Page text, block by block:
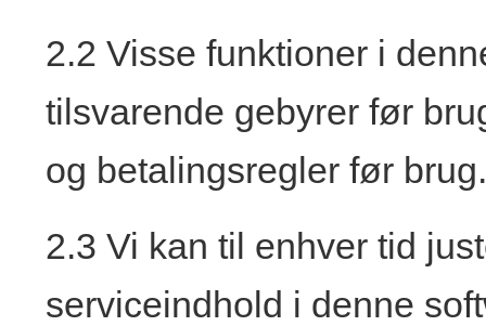
2.2 Visse funktioner i
tilsvarende gebyrer før
og betalingsregler før brug.
2.3 Vi kan til enhver tid
serviceindhold i denne